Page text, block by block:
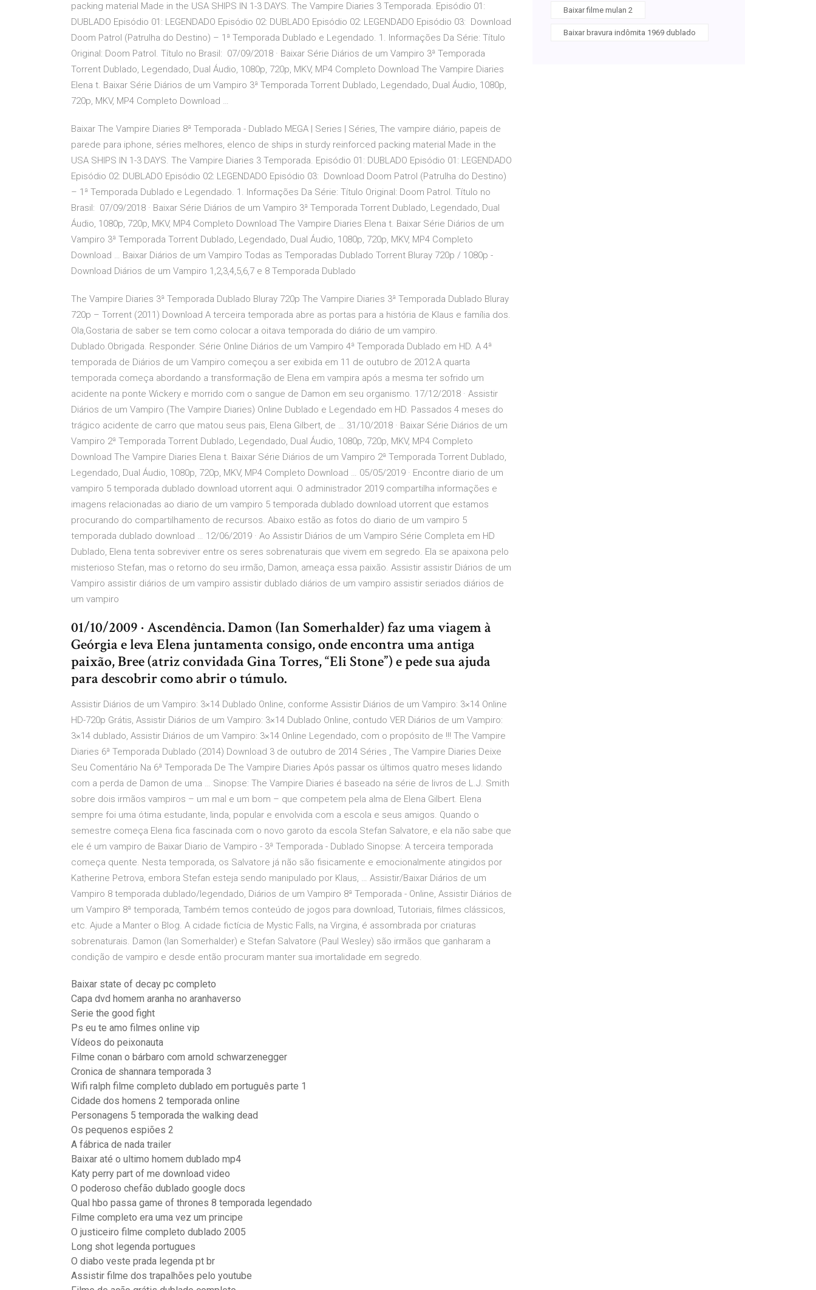
packing material Made in the USA SHIPS IN 1-3 DAYS. The Vampire Diaries 3 Temporada. Episódio 01:
DUBLADO Episódio 01: LEGENDADO Episódio 02: DUBLADO Episódio 02: LEGENDADO Episódio 03: Download
Doom Patrol (Patrulha do Destino) – 1ª Temporada Dublado e Legendado. 1. Informações Da Série: Título
Original: Doom Patrol. Título no Brasil: 07/09/2018 · Baixar Série Diários de um Vampiro 3ª Temporada
Torrent Dublado, Legendado, Dual Áudio, 1080p, 720p, MKV, MP4 Completo Download The Vampire Diaries
Elena t. Baixar Série Diários de um Vampiro 3ª Temporada Torrent Dublado, Legendado, Dual Áudio, 1080p,
720p, MKV, MP4 Completo Download …
Baixar The Vampire Diaries 8ª Temporada - Dublado MEGA | Series | Séries, The vampire diário, papeis de
parede para iphone, séries melhores, elenco de ships in sturdy reinforced packing material Made in the
USA SHIPS IN 1-3 DAYS. The Vampire Diaries 3 Temporada. Episódio 01: DUBLADO Episódio 01: LEGENDADO
Episódio 02: DUBLADO Episódio 02: LEGENDADO Episódio 03: Download Doom Patrol (Patrulha do Destino)
– 1ª Temporada Dublado e Legendado. 1. Informações Da Série: Título Original: Doom Patrol. Título no
Brasil: 07/09/2018 · Baixar Série Diários de um Vampiro 3ª Temporada Torrent Dublado, Legendado, Dual
Áudio, 1080p, 720p, MKV, MP4 Completo Download The Vampire Diaries Elena t. Baixar Série Diários de um
Vampiro 3ª Temporada Torrent Dublado, Legendado, Dual Áudio, 1080p, 720p, MKV, MP4 Completo
Download … Baixar Diários de um Vampiro Todas as Temporadas Dublado Torrent Bluray 720p / 1080p -
Download Diários de um Vampiro 1,2,3,4,5,6,7 e 8 Temporada Dublado
The Vampire Diaries 3ª Temporada Dublado Bluray 720p The Vampire Diaries 3ª Temporada Dublado Bluray
720p – Torrent (2011) Download A terceira temporada abre as portas para a história de Klaus e família dos.
Ola,Gostaria de saber se tem como colocar a oitava temporada do diário de um vampiro.
Dublado.Obrigada. Responder. Série Online Diários de um Vampiro 4ª Temporada Dublado em HD. A 4ª
temporada de Diários de um Vampiro começou a ser exibida em 11 de outubro de 2012.A quarta
temporada começa abordando a transformação de Elena em vampira após a mesma ter sofrido um
acidente na ponte Wickery e morrido com o sangue de Damon em seu organismo. 17/12/2018 · Assistir
Diários de um Vampiro (The Vampire Diaries) Online Dublado e Legendado em HD. Passados 4 meses do
trágico acidente de carro que matou seus pais, Elena Gilbert, de … 31/10/2018 · Baixar Série Diários de um
Vampiro 2ª Temporada Torrent Dublado, Legendado, Dual Áudio, 1080p, 720p, MKV, MP4 Completo
Download The Vampire Diaries Elena t. Baixar Série Diários de um Vampiro 2ª Temporada Torrent Dublado,
Legendado, Dual Áudio, 1080p, 720p, MKV, MP4 Completo Download … 05/05/2019 · Encontre diario de um
vampiro 5 temporada dublado download utorrent aqui. O administrador 2019 compartilha informações e
imagens relacionadas ao diario de um vampiro 5 temporada dublado download utorrent que estamos
procurando do compartilhamento de recursos. Abaixo estão as fotos do diario de um vampiro 5
temporada dublado download … 12/06/2019 · Ao Assistir Diários de um Vampiro Série Completa em HD
Dublado, Elena tenta sobreviver entre os seres sobrenaturais que vivem em segredo. Ela se apaixona pelo
misterioso Stefan, mas o retorno do seu irmão, Damon, ameaça essa paixão. Assistir assistir Diários de um
Vampiro assistir diários de um vampiro assistir dublado diários de um vampiro assistir seriados diários de
um vampiro
01/10/2009 · Ascendência. Damon (Ian Somerhalder) faz uma viagem à
Geórgia e leva Elena juntamenta consigo, onde encontra uma antiga
paixão, Bree (atriz convidada Gina Torres, “Eli Stone”) e pede sua ajuda
para descobrir como abrir o túmulo.
Assistir Diários de um Vampiro: 3×14 Dublado Online, conforme Assistir Diários de um Vampiro: 3×14 Online
HD-720p Grátis, Assistir Diários de um Vampiro: 3×14 Dublado Online, contudo VER Diários de um Vampiro:
3×14 dublado, Assistir Diários de um Vampiro: 3×14 Online Legendado, com o propósito de !!! The Vampire
Diaries 6ª Temporada Dublado (2014) Download 3 de outubro de 2014 Séries , The Vampire Diaries Deixe
Seu Comentário Na 6ª Temporada De The Vampire Diaries Após passar os últimos quatro meses lidando
com a perda de Damon de uma … Sinopse: The Vampire Diaries é baseado na série de livros de L.J. Smith
sobre dois irmãos vampiros – um mal e um bom – que competem pela alma de Elena Gilbert. Elena
sempre foi uma ótima estudante, linda, popular e envolvida com a escola e seus amigos. Quando o
semestre começa Elena fica fascinada com o novo garoto da escola Stefan Salvatore, e ela não sabe que
ele é um vampiro de Baixar Diario de Vampiro - 3ª Temporada - Dublado Sinopse: A terceira temporada
começa quente. Nesta temporada, os Salvatore já não são fisicamente e emocionalmente atingidos por
Katherine Petrova, embora Stefan esteja sendo manipulado por Klaus, … Assistir/Baixar Diários de um
Vampiro 8 temporada dublado/legendado, Diários de um Vampiro 8ª Temporada - Online, Assistir Diários de
um Vampiro 8ª temporada, Também temos conteúdo de jogos para download, Tutoriais, filmes clássicos,
etc. Ajude a Manter o Blog. A cidade fictícia de Mystic Falls, na Virgina, é assombrada por criaturas
sobrenaturais. Damon (Ian Somerhalder) e Stefan Salvatore (Paul Wesley) são irmãos que ganharam a
condição de vampiro e desde então procuram manter sua imortalidade em segredo.
Baixar state of decay pc completo
Capa dvd homem aranha no aranhaverso
Serie the good fight
Ps eu te amo filmes online vip
Vídeos do peixonauta
Filme conan o bárbaro com arnold schwarzenegger
Cronica de shannara temporada 3
Wifi ralph filme completo dublado em português parte 1
Cidade dos homens 2 temporada online
Personagens 5 temporada the walking dead
Os pequenos espiões 2
A fábrica de nada trailer
Baixar até o ultimo homem dublado mp4
Katy perry part of me download video
O poderoso chefão dublado google docs
Qual hbo passa game of thrones 8 temporada legendado
Filme completo era uma vez um principe
O justiceiro filme completo dublado 2005
Long shot legenda portugues
O diabo veste prada legenda pt br
Assistir filme dos trapalhões pelo youtube
Baixar filme mulan 2
Baixar bravura indômita 1969 dublado